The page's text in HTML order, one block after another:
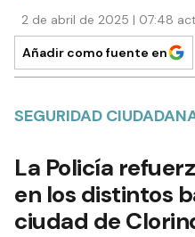
2 de abril de 2025 | 07:48
Añadir como fuente en
SEGURIDAD
La Policía
en los distintos
ciudad de